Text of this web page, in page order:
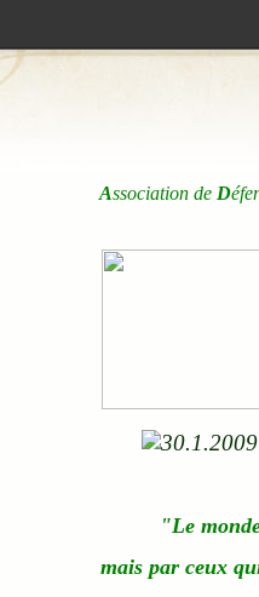
Association de D
"Le
mais par ceux